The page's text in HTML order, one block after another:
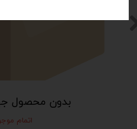
بدون محصول
اتمام